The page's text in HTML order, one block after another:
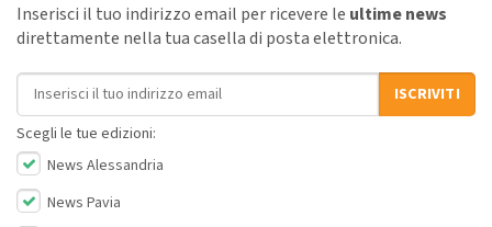
Inserisci il tuo indirizzo email per ricevere le ultime news
direttamente nella tua casella di posta elettronica.
Indirizzo email
ISCRIVITI
Scegli le tue edizioni:
News Alessandria
News Pavia